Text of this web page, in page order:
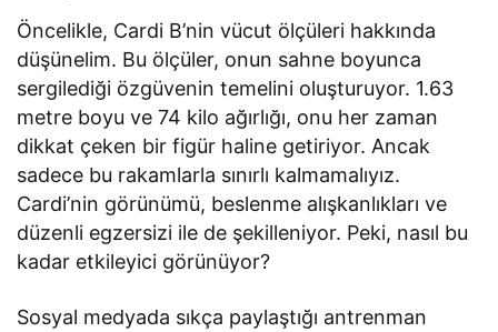
Öncelikle, Cardi B’nin vücut ölçüleri hakkında
düşünelim. Bu ölçüler, onun sahne boyunca
sergilediği özgüvenin temelini oluşturuyor. 1.63
metre boyu ve 74 kilo ağırlığı, onu her zaman
dikkat çeken bir figür haline getiriyor. Ancak
sadece bu rakamlarla sınırlı kalmamalıyız.
Cardi’nin görünümü, beslenme alışkanlıkları ve
düzenli egzersizi ile de şekilleniyor. Peki, nasıl bu
kadar etkileyici görünüyor?
Sosyal medyada sıkça paylaştığı antrenman